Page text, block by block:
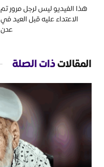
هذا الفيديو ليس لرجل مرور تم
الاعتداء عليه قبل العيد في
عدن
المقالاتذات الصلة